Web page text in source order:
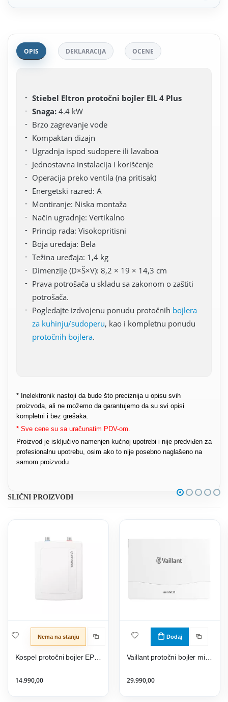
OPIS DEKLARACIJA OCENE
Stiebel Eltron protočni bojler EIL 4 Plus
Snaga: 4.4 kW
Brzo zagrevanje vode
Kompaktan dizajn
Ugradnja ispod sudopere ili lavaboa
Jednostavna instalacija i korišćenje
Operacija preko ventila (na pritisak)
Energetski razred: A
Montiranje: Niska montaža
Način ugradnje: Vertikalno
Princip rada: Visokopritisni
Boja uređaja: Bela
Težina uređaja: 1,4 kg
Dimenzije (D×Š×V): 8,2 × 19 × 14,3 cm
Prava potrošača u skladu sa zakonom o zaštiti
potrošača.
Pogledajte izdvojenu ponudu protočnih bojlera
za kuhinju/sudoperu, kao i kompletnu ponudu
protočnih bojlera.
* Inelektronik nastoji da bude što preciznija u opisu svih
proizvoda, ali ne možemo da garantujemo da su svi opisi
kompletni i bez grešaka.
* Sve cene su sa uračunatim PDV-om.
Proizvod je isključivo namenjen kućnoj upotrebi i nije predviđen za
profesionalnu upotrebu, osim ako to nije posebno naglašeno na
samom proizvodu.
SLIČNI PROIZVODI
Nema na stanju
14.990,00
Dodaj
Vaillant protočni bojler miniVED H 3/3 0010044420
29.990,00